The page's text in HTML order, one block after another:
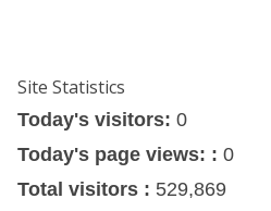
Site Statistics
Today's visitors: 0
Today's page views: : 0
Total visitors : 529,869